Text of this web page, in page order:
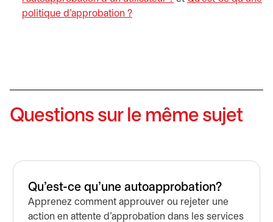
politique d’approbation ?
Questions sur le même sujet
Qu’est-ce qu’une autoapprobation?
Apprenez comment approuver ou rejeter une
action en attente d’approbation dans les services